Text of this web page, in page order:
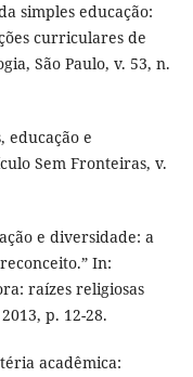
simples educação:
curriculares de
São Paulo, v. 53, n.
educação e
Sem Fronteiras, v.
e diversidade: a
In:
raízes religiosas
p. 12-28.
acadêmica: